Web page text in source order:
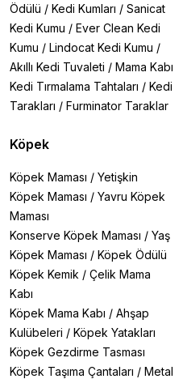
Ödülü / Kedi Kumları / Sanicat
Kedi Kumu / Ever Clean Kedi
Kumu / Lindocat Kedi Kumu /
Akıllı Kedi Tuvaleti / Mama Kabı
Kedi Tırmalama Tahtaları / Kedi
Tarakları / Furminator Taraklar
Köpek
Köpek Maması / Yetişkin
Köpek Maması / Yavru Köpek
Maması
Konserve Köpek Maması / Yaş
Köpek Maması / Köpek Ödülü
Köpek Kemik / Çelik Mama
Kabı
Köpek Mama Kabı / Ahşap
Kulübeleri / Köpek Yatakları
Köpek Gezdirme Tasması
Köpek Taşıma Çantaları / Metal